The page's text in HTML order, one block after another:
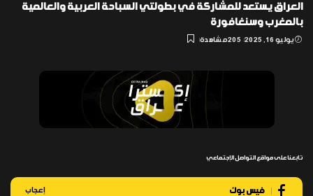
العراق يستعد للمشاركة في بطولتي السباحة العربية والعالمية
بالمغرب وسنغافورة
يوليو 16, 2025 205 مشاهدة
تابعنا على مواقع التواصل الإجتماعي
فيس بوك إعجاب